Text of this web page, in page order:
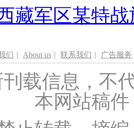
藏军区某特
们 | About us | 联系我们 | 广告服务
载信息，不
本网站稿